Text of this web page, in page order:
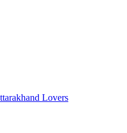
Lovers